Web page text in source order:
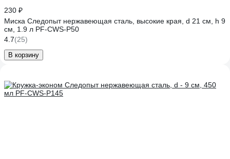
230 ₽
Миска Следопыт нержавеющая сталь, высокие края, d 21 см, h 9
см, 1.9 л PF-CWS-P50
4.7(25)
В корзину